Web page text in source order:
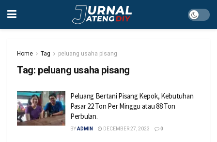
Home Tag peluang usaha pisang
Tag: peluang usaha pisang
Peluang Bertani Pisang Kepok, Kebutuhan
Pasar 22 Ton Per Minggu atau 88 Ton
Perbulan.
BYADMIN DECEMBER 27, 2023 0